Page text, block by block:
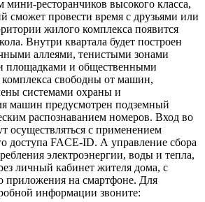
ресторанчиков высокого класса,
провести время с друзьями или
жилого комплекса появится
Внутри квартала будет построен
аллеями, тенистыми зонами
площадками и общественными
свободны от машин,
системами охраны и
машин предусмотрен подземный
распознаванием номеров. Вход во
осуществляться с применением
доступа FACE-ID. А управление сбора
электроэнергии, воды и тепла,
личный кабинет жителя дома, с
на смартфоне. Для
информации звоните: